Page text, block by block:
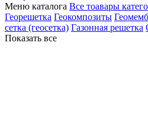
Меню каталога Все тоавары
Георешетка Геокомпозиты
сетка (геосетка) Газонная решетка
Показать все